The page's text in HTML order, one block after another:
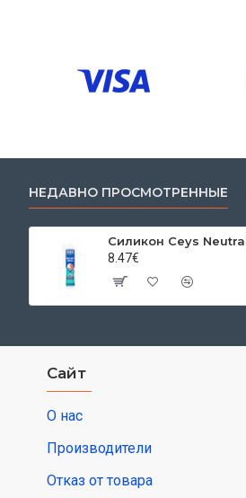
НЕДАВНО ПРОСМОТРЕННЫЕ
8.47€
Сайт
О нас
Производители
Отказ от товара